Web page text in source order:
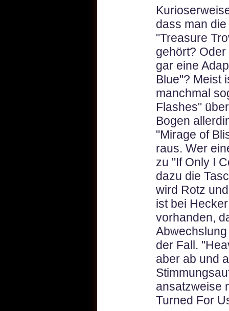
dass man
"Treasure
gehört?
gar eine
Blue"? Meist
manchmal
Flashes"
Bogen
"Mirage of
raus. Wer
zu "If Only I
dazu die
wird Rotz
ist bei
vorhanden,
der Fall.
aber ab und
ansatzweise
Turned For